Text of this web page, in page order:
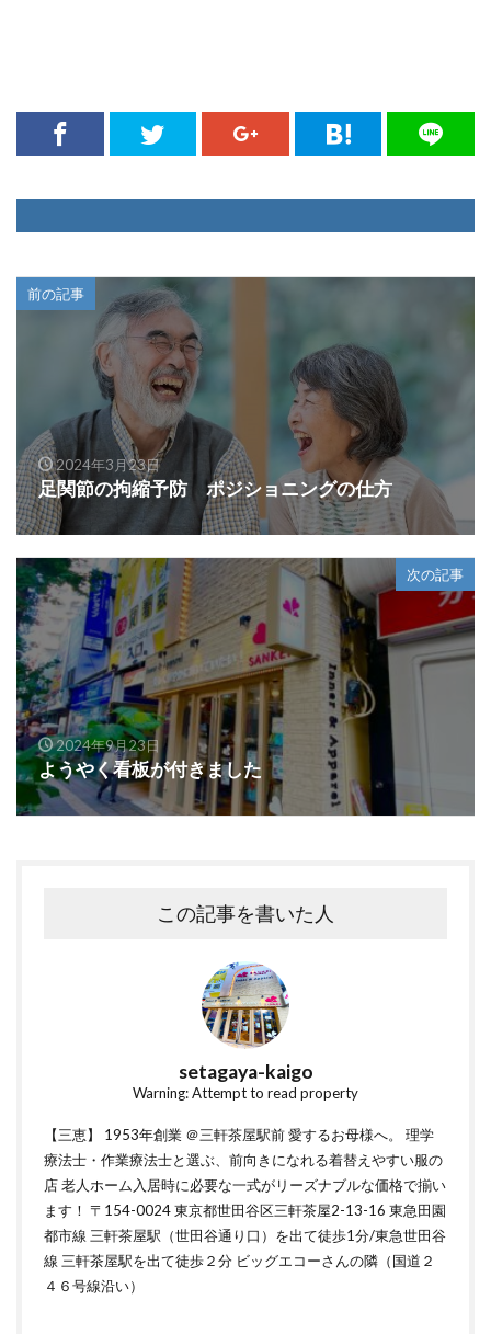
前の記事
2024年3月23日
足関節の拘縮予防 ポジショニングの仕方
次の記事
2024年9月23日
ようやく看板が付きました
この記事を書いた人
setagaya-kaigo
Warning: Attempt to read property
【三恵】 1953年創業 ＠三軒茶屋駅前 愛するお母様へ。 理学
療法士・作業療法士と選ぶ、前向きになれる着替えやすい服の
店 老人ホーム入居時に必要な一式がリーズナブルな価格で揃い
ます！ 〒154-0024 東京都世田谷区三軒茶屋2-13-16 東急田園
都市線 三軒茶屋駅（世田谷通り口）を出て徒歩1分/東急世田谷
線 三軒茶屋駅を出て徒歩２分 ビッグエコーさんの隣（国道２
４６号線沿い）